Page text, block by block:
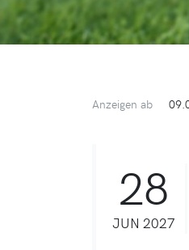
Anzeigen ab
28
JUN 2027